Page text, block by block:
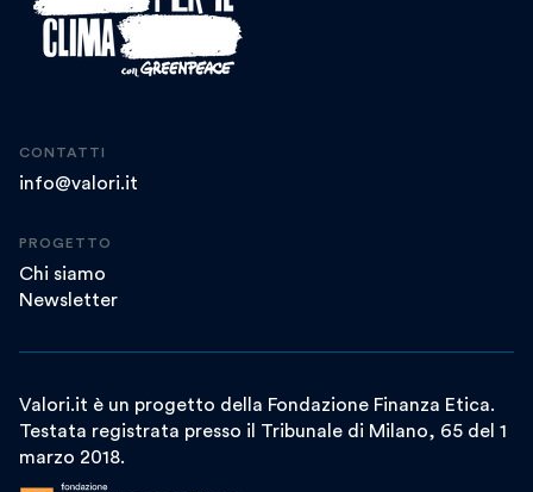
CONTATTI
info@valori.it
PROGETTO
Chi siamo
Newsletter
Valori.it è un progetto della Fondazione Finanza Etica.
Testata registrata presso il Tribunale di Milano, 65 del 1
marzo 2018.